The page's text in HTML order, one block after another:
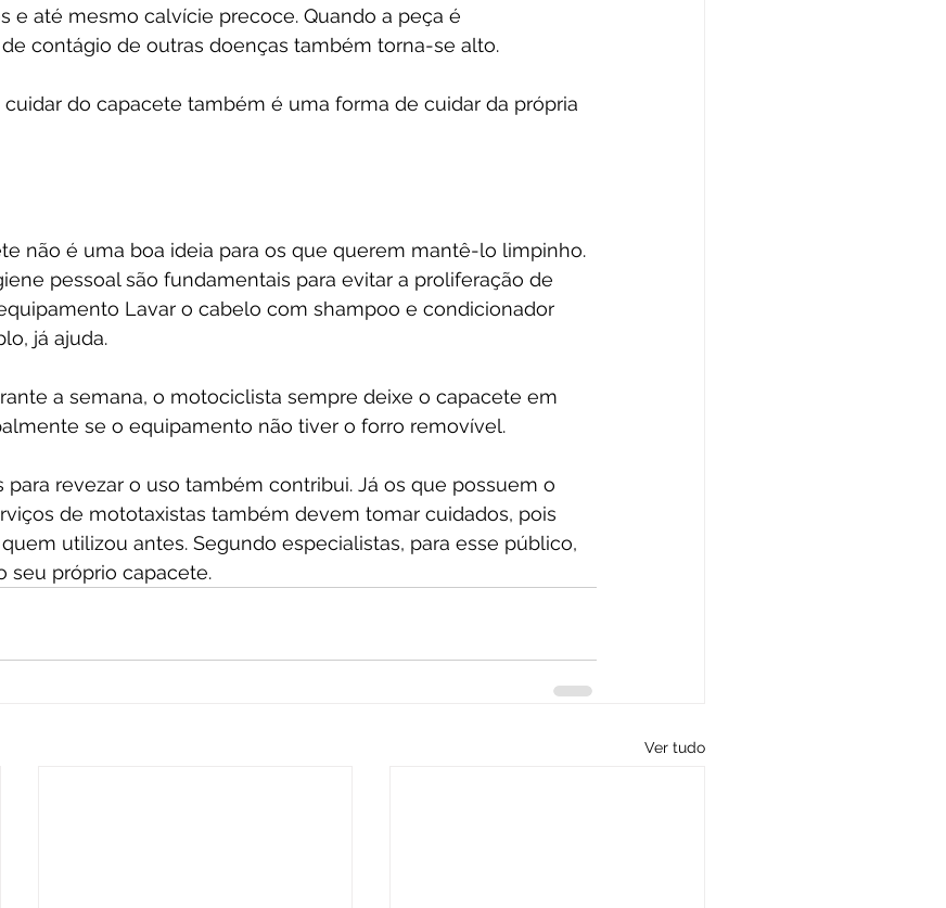
e até mesmo calvície precoce. Quando a peça é
contágio de outras doenças também torna-se alto.
cuidar do capacete também é uma forma de cuidar da própria
não é uma boa ideia para os que querem mantê-lo limpinho.
pessoal são fundamentais para evitar a proliferação de
Lavar o cabelo com shampoo e condicionador
já ajuda.
a semana, o motociclista sempre deixe o capacete em
se o equipamento não tiver o forro removível.
para revezar o uso também contribui. Já os que possuem o
de mototaxistas também devem tomar cuidados, pois
utilizou antes. Segundo especialistas, para esse público,
seu próprio capacete.
Ver tudo